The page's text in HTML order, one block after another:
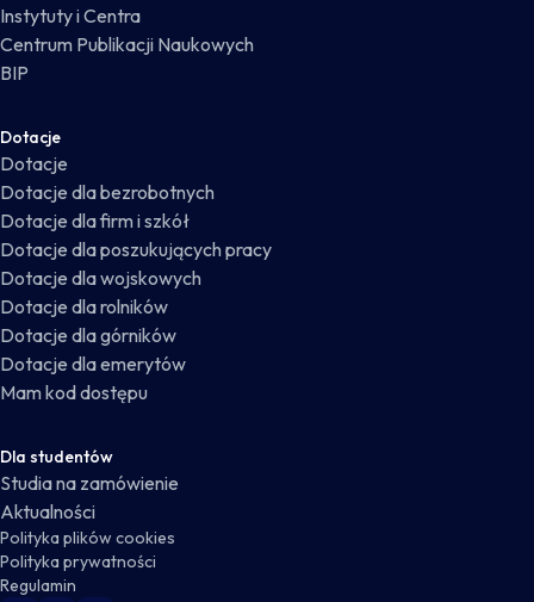
Instytuty i Centra
Centrum Publikacji Naukowych
BIP
Dotacje
Dotacje
Dotacje dla bezrobotnych
Dotacje dla firm i szkół
Dotacje dla poszukujących pracy
Dotacje dla wojskowych
Dotacje dla rolników
Dotacje dla górników
Dotacje dla emerytów
Mam kod dostępu
Dla studentów
Studia na zamówienie
Aktualności
Polityka plików cookies
Polityka prywatności
Regulamin